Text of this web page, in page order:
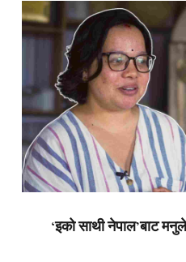
‘इको साथी नेपाल’बाट